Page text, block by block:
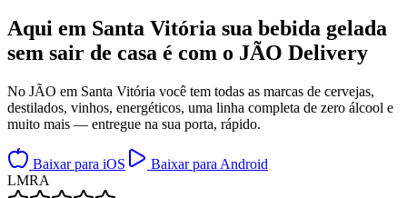
Aqui em Santa Vitória sua bebida gelada
sem sair de casa é com o JÃO Delivery
No JÃO em Santa Vitória você tem todas as marcas de cervejas,
destilados, vinhos, energéticos, uma linha completa de zero álcool e
muito mais — entregue na sua porta, rápido.
Baixar para iOS
Baixar para Android
LMRA